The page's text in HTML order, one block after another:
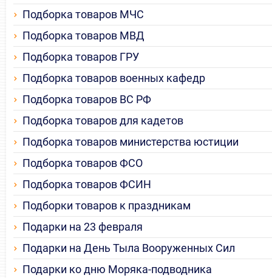
Подборка товаров МЧС
Подборка товаров МВД
Подборка товаров ГРУ
Подборка товаров военных кафедр
Подборка товаров ВС РФ
Подборка товаров для кадетов
Подборка товаров министерства юстиции
Подборка товаров ФСО
Подборка товаров ФСИН
Подборки товаров к праздникам
Подарки на 23 февраля
Подарки на День Тыла Вооруженных Сил
Подарки ко дню Моряка-подводника